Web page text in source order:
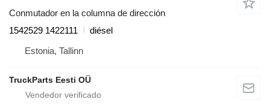
Conmutador en la columna de dirección
1542529 1422111
diésel
Estonia, Tallinn
TruckParts Eesti OÜ